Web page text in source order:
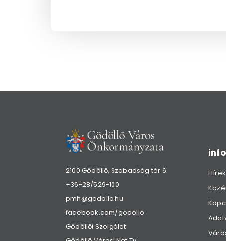
2100 Gödöllő, Szabadság tér 6.
+36-28/529-100
pmh@godollo.hu
facebook.com/godollo
Gödöllői Szolgálat
Hírek